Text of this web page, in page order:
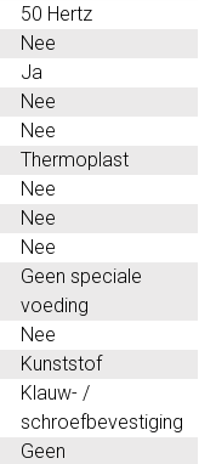
50 Hertz
Nee
Ja
Nee
Nee
Thermoplast
Nee
Nee
Nee
Geen speciale
voeding
Nee
Kunststof
Klauw- /
schroefbevestiging
Geen